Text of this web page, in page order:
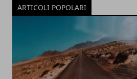
ARTICOLI POPOLARI